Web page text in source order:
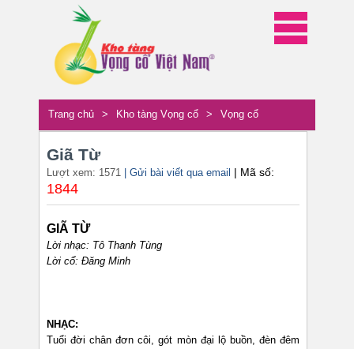
Trang chủ > Kho tàng Vọng cổ > Vọng cổ
Giã Từ
Lượt xem: 1571 | Gửi bài viết qua email | Mã số:
1844
GIÃ TỪ
Lời nhạc: Tô Thanh Tùng
Lời cổ: Đăng Minh
NHẠC:
Tuổi đời chân đơn côi, gót mòn đại lộ buồn, đèn đêm